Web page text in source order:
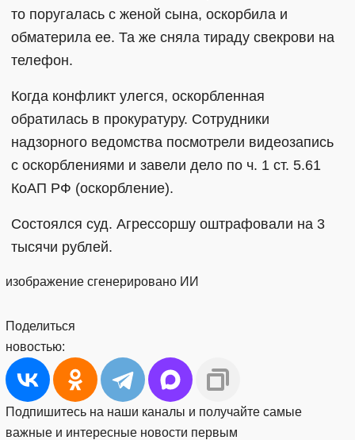
то поругалась с женой сына, оскорбила и
обматерила ее. Та же сняла тираду свекрови на
телефон.
Когда конфликт улегся, оскорбленная
обратилась в прокуратуру. Сотрудники
надзорного ведомства посмотрели видеозапись
с оскорблениями и завели дело по ч. 1 ст. 5.61
КоАП РФ (оскорбление).
Состоялся суд. Агрессоршу оштрафовали на 3
тысячи рублей.
изображение сгенерировано ИИ
Поделиться
новостью:
Подпишитесь на наши каналы и получайте самые
важные и интересные новости первым